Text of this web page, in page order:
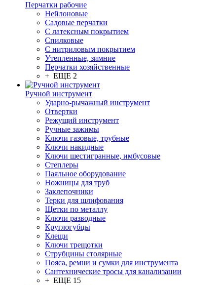
Перчатки рабочие
Нейлоновые
Садовые перчатки
С латексным покрытием
Cпилковые
С нитриловым покрытием
Утепленные, зимние
Перчатки хозяйственные
+ ЕЩЕ 2
Ручной инструмент
Ударно-рычажный инструмент
Отвертки
Режущий инструмент
Ручные зажимы
Ключи газовые, трубные
Ключи накидные
Ключи шестигранные, имбусовые
Степлеры
Паяльное оборудование
Ножницы для труб
Заклепочники
Терки для шлифования
Щетки по металлу
Ключи разводные
Круглогубцы
Клещи
Ключи трещотки
Струбцины столярные
Пояса, ремни и сумки для инструмента
Сантехнические тросы для канализации
+ ЕЩЕ 15